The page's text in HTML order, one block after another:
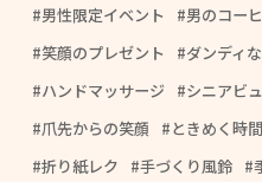
男性限定イベント
男のコー
笑顔のプレゼント
ダンディ
ハンドマッサージ
シニアビ
爪先からの笑顔
ときめく時間
折り紙レク
手づくり風鈴